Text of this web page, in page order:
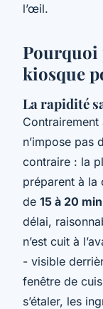
l’œil.
kiosque
La rapidité
Contrairement
n’impose pas
contraire : la
préparent à la
de 15 à 20
délai,
n’est cuit à
- visible
fenêtre de
s’étaler, les